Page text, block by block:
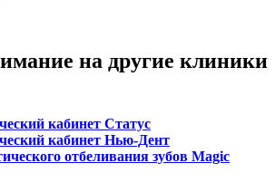
на другие клиники
кабинет Статус
кабинет Нью-Дент
отбеливания зубов Magic